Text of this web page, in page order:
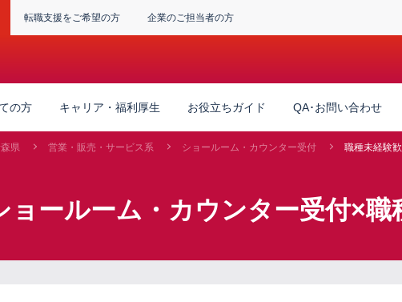
転職支援をご希望の方 企業のご担当者の方
の方 キャリア・福利厚生 お役立ちガイド QA･お問い合わせ
県 営業・販売・サービス系 ショールーム・カウンター受付 職種未経験
ョールーム・カウンター受付×